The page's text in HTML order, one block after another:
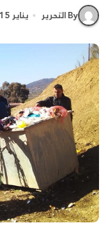
By التحرير يناير 15, 2022